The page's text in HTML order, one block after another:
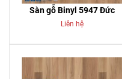
Sàn gỗ Binyl 5947 Đức
Liên hệ